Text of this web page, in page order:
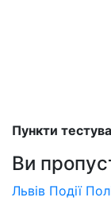
Пункти
Ви
Львів Події